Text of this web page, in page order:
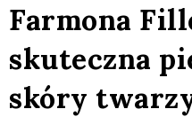
Farmona
skuteczna
skóry